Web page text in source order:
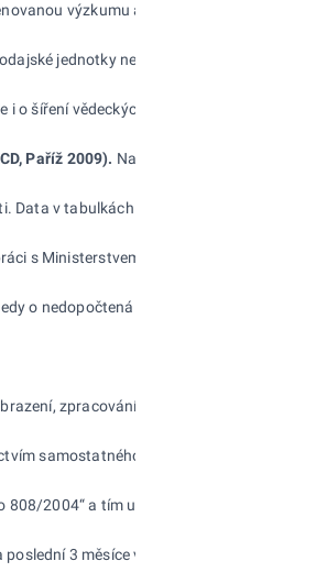
výzkumu a vývoji. Jeden FTE je
jednotky nebo sektoru
vědeckých znalostí. V České
Paříž 2009). Na základě Mezinárodního
v tabulkách jsou uváděna jako
s Ministerstvem práce a sociálních věcí.
o nedopočtená data.
zpracování, skladování a přenosu
samostatného ročního statistického
2004“ a tím umožňuje přinášet
3 měsíce v období šetření.